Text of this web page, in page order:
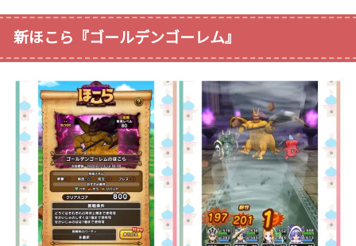
新ほこら『ゴールデンゴーレム』